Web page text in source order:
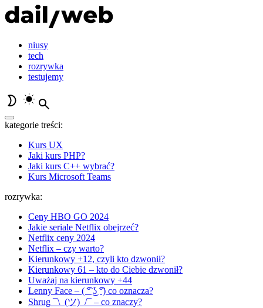
niusy
tech
rozrywka
testujemy
kategorie treści:
Kurs UX
Jaki kurs PHP?
Jaki kurs C++ wybrać?
Kurs Microsoft Teams
rozrywka:
Ceny HBO GO 2024
Jakie seriale Netflix obejrzeć?
Netflix ceny 2024
Netflix – czy warto?
Kierunkowy +12, czyli kto dzwonił?
Kierunkowy 61 – kto do Ciebie dzwonił?
Uważaj na kierunkowy +44
Lenny Face – ( ͡° ͜ʖ ͡°) co oznacza?
Shrug ¯\_(ツ)_/¯ – co znaczy?